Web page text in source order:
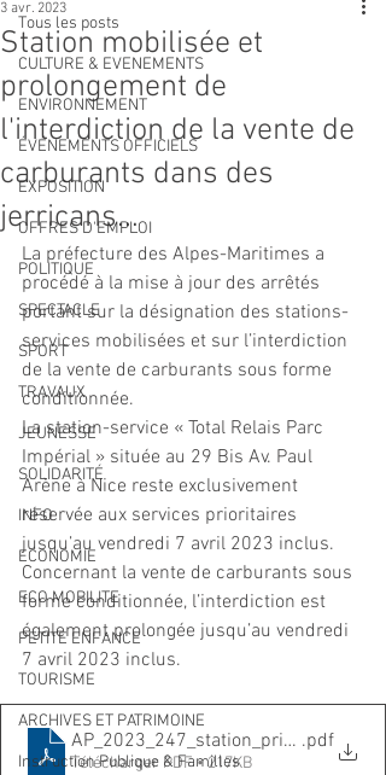
Tous les posts
CULTURE & EVENEMENTS
ENVIRONNEMENT
ÉVÉNEMENTS OFFICIELS
EXPOSITION
OFFRES D'EMPLOI
POLITIQUE
SPECTACLE
SPORT
TRAVAUX
JEUNESSE
SOLIDARITÉ
INFO
ECONOMIE
ECO MOBILITE
PETITE ENFANCE
TOURISME
ARCHIVES ET PATRIMOINE
Instruction Publique & Familles
Station mobilisée et
prolongement de
l'interdiction de la vente de
carburants dans des
jerricans...
3 avr. 2023
La préfecture des Alpes-Maritimes a
procédé à la mise à jour des arrêtés
portant sur la désignation des stations-
services mobilisées et sur l’interdiction
de la vente de carburants sous forme
conditionnée.
La station-service « Total Relais Parc
Impérial » située au 29 Bis Av. Paul
Arène à Nice reste exclusivement
réservée aux services prioritaires
jusqu’au vendredi 7 avril 2023 inclus.
Concernant la vente de carburants sous
forme conditionnée, l’interdiction est
également prolongée jusqu’au vendredi
7 avril 2023 inclus.
.pdf
Télécharger PDF • 217KB